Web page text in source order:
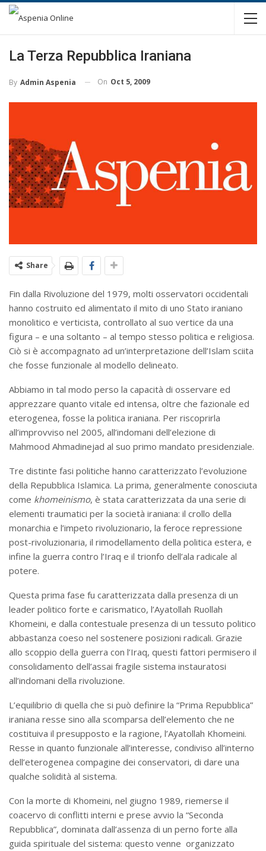
La Terza Repubblica Iraniana
By Admin Aspenia On Oct 5, 2009
Share
Fin dalla Rivoluzione del 1979, molti osservatori occidentali
hanno costruito ed alimentato il mito di uno Stato iraniano
monolitico e verticista, controllato al suo vertice da una
figura – e una soltanto – al tempo stesso politica e religiosa.
Ciò si è accompagnato ad un’interpretazione dell’Islam sciita
che fosse funzionale al modello delineato.
Abbiamo in tal modo perso la capacità di osservare ed
apprezzare quanto vitale ed intensa, oltre che fazionale ed
eterogenea, fosse la politica iraniana. Per riscoprirla
all’improvviso nel 2005, all’indomani dell’elezione di
Mahmood Ahmadinejad al suo primo mandato presidenziale.
Tre distinte fasi politiche hanno caratterizzato l’evoluzione
della Repubblica Islamica. La prima, generalmente conosciuta
come khomeinismo, è stata caratterizzata da una serie di
elementi traumatici per la società iraniana: il crollo della
monarchia e l’impeto rivoluzionario, la feroce repressione
post-rivoluzionaria, il rimodellamento della politica estera, e
infine la guerra contro l’Iraq e il trionfo dell’ala radicale al
potere.
Questa prima fase fu caratterizzata dalla presenza di un
leader politico forte e carismatico, l’Ayatollah Ruollah
Khomeini, e dalla contestuale presenza di un tessuto politico
abbastanza coeso nel sostenere posizioni radicali. Grazie
allo scoppio della guerra con l’Iraq, questi fattori permisero il
consolidamento dell’assai fragile sistema instauratosi
all’indomani della rivoluzione.
L’equilibrio di quella che si può definire la “Prima Repubblica”
iraniana resse sino alla scomparsa dell’elemento che ne
costituiva il presupposto e la ragione, l’Ayatollah Khomeini.
Resse in quanto funzionale all’interesse, condiviso all’interno
dell’eterogenea compagine dei conservatori, di dare una
qualche solidità al sistema.
Con la morte di Khomeini, nel giugno 1989, riemerse il
coacervo di conflitti interni e prese avvio la “Seconda
Repubblica”, dominata dall’assenza di un perno forte alla
guida spirituale del sistema: questo venne organizzato